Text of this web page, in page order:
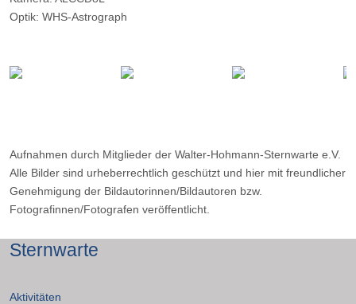
Optik: WHS-Astrograph
Ort: WHS-Essen
Aufnahmen durch Mitglieder der Walter-Hohmann-Sternwarte e.V.
Alle Bilder sind urheberrechtlich geschützt und hier mit freundlicher
Genehmigung der Bildautorinnen/Bildautoren bzw.
Fotografinnen/Fotografen veröffentlicht.
Sternwarte
Aktivitäten